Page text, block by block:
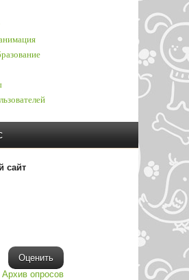
сайт
Архив опросов